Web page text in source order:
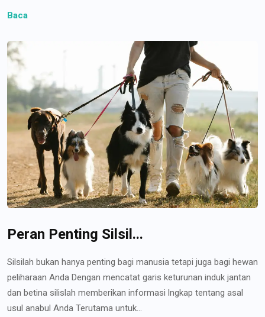
Baca
Peran Penting Silsil...
Silsilah bukan hanya penting bagi manusia tetapi juga bagi hewan
peliharaan Anda Dengan mencatat garis keturunan induk jantan
dan betina silislah memberikan informasi lngkap tentang asal
usul anabul Anda Terutama untuk...